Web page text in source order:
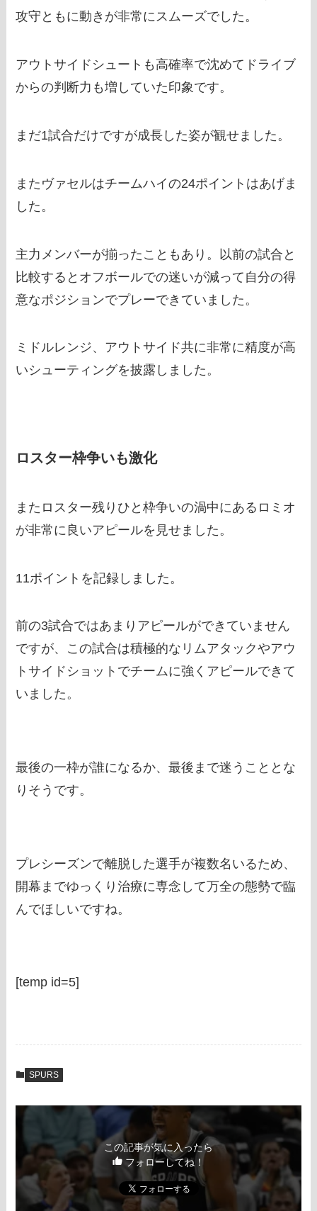
攻守ともに動きが非常にスムーズでした。
アウトサイドシュートも高確率で沈めてドライブ
からの判断力も増していた印象です。
まだ1試合だけですが成長した姿が観せました。
またヴァセルはチームハイの24ポイントはあげま
した。
主力メンバーが揃ったこともあり。以前の試合と
比較するとオフボールでの迷いが減って自分の得
意なポジションでプレーできていました。
ミドルレンジ、アウトサイド共に非常に精度が高
いシューティングを披露しました。
ロスター枠争いも激化
またロスター残りひと枠争いの渦中にあるロミオ
が非常に良いアピールを見せました。
11ポイントを記録しました。
前の3試合ではあまりアピールができていません
ですが、この試合は積極的なリムアタックやアウ
トサイドショットでチームに強くアピールできて
いました。
最後の一枠が誰になるか、最後まで迷うこととな
りそうです。
プレシーズンで離脱した選手が複数名いるため、
開幕までゆっくり治療に専念して万全の態勢で臨
んでほしいですね。
[temp id=5]
SPURS
この記事が気に入ったら
フォローしてね！